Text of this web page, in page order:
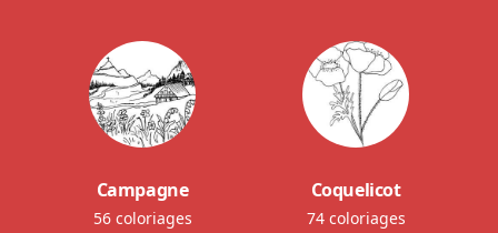
Campagne
56 coloriages
Coquelicot
74 coloriages